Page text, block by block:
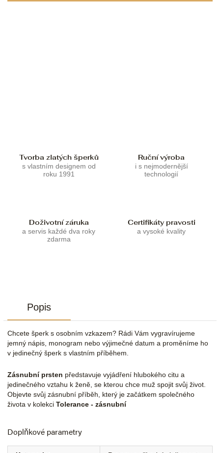
Tvorba zlatých šperků
s vlastním designem od
roku 1991
Ruční výroba
i s nejmodernější
technologií
Doživotní záruka
a servis každé dva roky
zdarma
Certifikáty pravosti
a vysoké kvality
Popis
Chcete šperk s osobním vzkazem? Rádi Vám vygravírujeme
jemný nápis, monogram nebo výjimečné datum a proměníme ho
v jedinečný šperk s vlastním příběhem.
Zásnubní prsten představuje vyjádření hlubokého citu a
jedinečného vztahu k ženě, se kterou chce muž spojit svůj život.
Objevte svůj zásnubní příběh, který je začátkem společného
života v kolekci Tolerance - zásnubní
Doplňkové parametry